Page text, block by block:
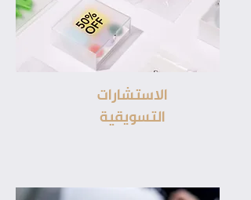
الاستشارات
التسويقية